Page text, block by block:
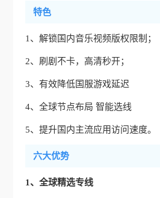
特色
1、解锁国内音乐视频版权限制；
2、刷剧不卡，高清秒开；
3、有效降低国服游戏延迟
4、全球节点布局 智能选线
5、提升国内主流应用访问速度。
六大优势
1、全球精选专线